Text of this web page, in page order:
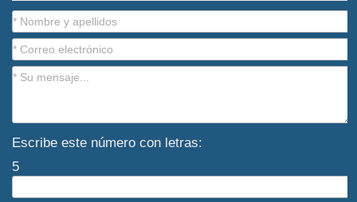
Escribe este número con letras:
5